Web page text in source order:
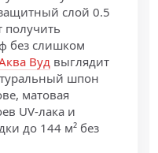
слой 0.5
получить
без слишком
Вуд выглядит
шпон
матовая
UV-лака и
до 144 м² без